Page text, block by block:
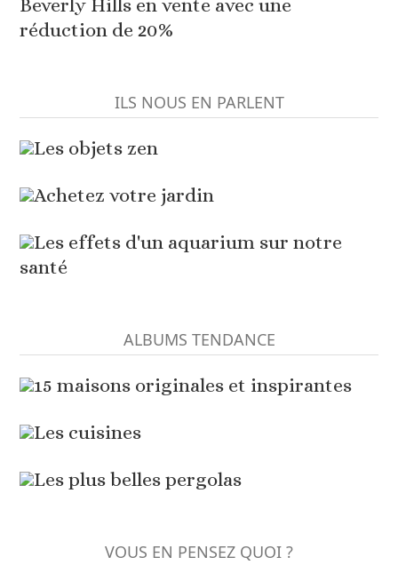
Beverly Hills en vente avec une
réduction de 20%
ILS NOUS EN PARLENT
Les objets zen
Achetez votre jardin
Les effets d'un aquarium sur notre
santé
ALBUMS TENDANCE
15 maisons originales et inspirantes
Les cuisines
Les plus belles pergolas
VOUS EN PENSEZ QUOI ?